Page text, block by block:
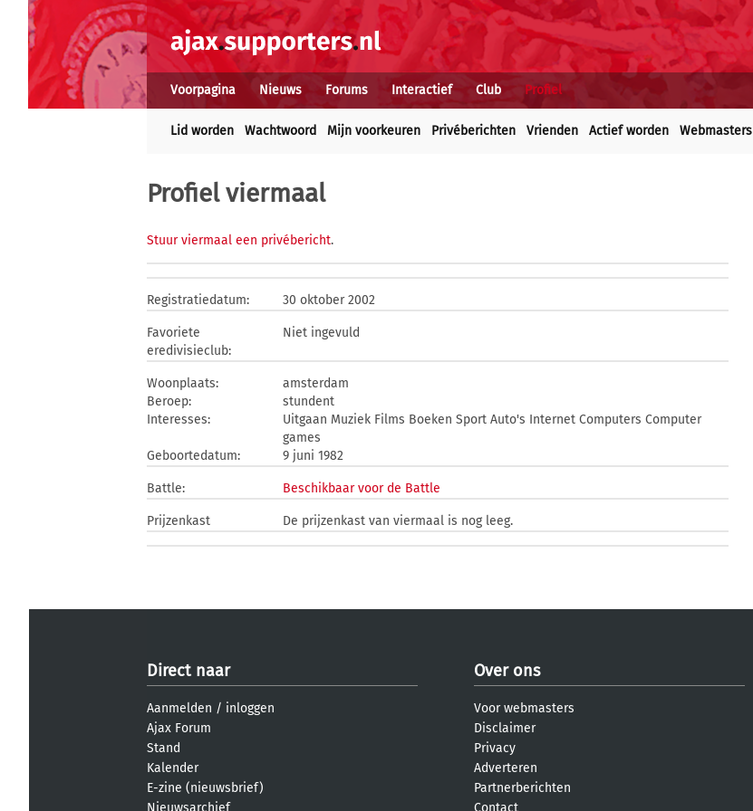
Voorpagina Nieuws Forums Interactief Club Profiel
Lid worden Wachtwoord Mijn voorkeuren Privéberichten Vrienden Actief worden Webmasters
Profiel viermaal
Stuur viermaal een privébericht.
Registratiedatum: 30 oktober 2002
Favoriete
eredivisieclub:
Niet ingevuld
Woonplaats:
amsterdam
Beroep:
stundent
Interesses:
Uitgaan Muziek Films Boeken Sport Auto's Internet Computers Computer
games
Geboortedatum:
9 juni 1982
Battle: Beschikbaar voor de Battle
Prijzenkast De prijzenkast van viermaal is nog leeg.
Direct naar
Aanmelden / inloggen
Ajax Forum
Stand
Kalender
E-zine (nieuwsbrief)
Nieuwsarchief
Over ons
Voor webmasters
Disclaimer
Privacy
Adverteren
Partnerberichten
Contact